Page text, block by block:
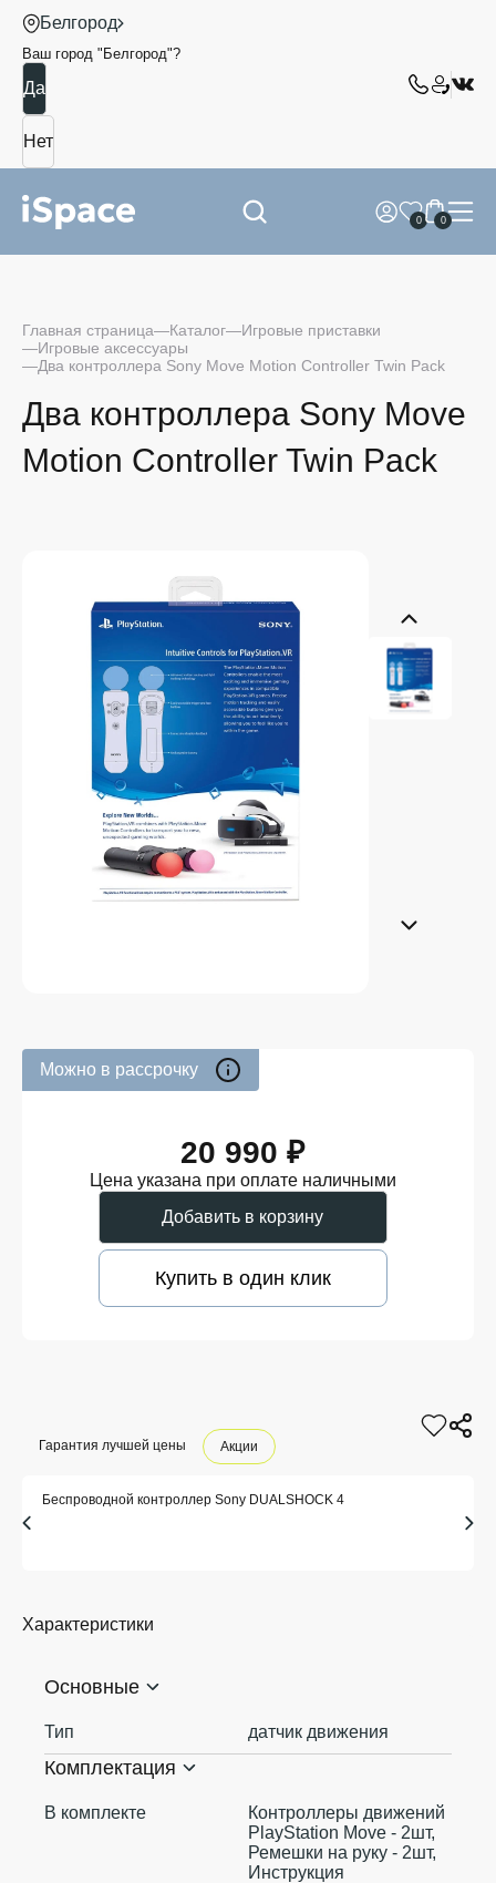
Белгород
Ваш город " Белгород"?
0 0
Главная страница Каталог
Игровые приставки
Игровые аксессуары
Два контроллера Sony Move Motion Controller Twin Pack
Два контроллера Sony Move
Motion Controller Twin Pack
Можно в рассрочку
20 990 ₽
Цена указана при оплате наличными
Добавить в корзину
Купить в один клик
Гарантия лучшей цены Акции
Беспроводной контроллер Sony DUALSHOCK 4
Характеристики
Основные
Тип датчик движения
Комплектация
В комплекте
Контроллеры движений
PlayStation Move - 2шт,
Ремешки на руку - 2шт,
Инструкция